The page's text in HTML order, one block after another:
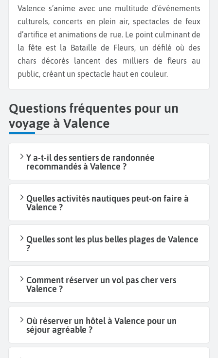
Valence s’anime avec une multitude d’événements
culturels, concerts en plein air, spectacles de feux
d’artifice et animations de rue. Le point culminant de
la fête est la Bataille de Fleurs, un défilé où des
chars décorés lancent des milliers de fleurs au
public, créant un spectacle haut en couleur.
Questions fréquentes pour un
voyage à Valence
Y a-t-il des sentiers de randonnée
recommandés à Valence ?
Quelles activités nautiques peut-on faire à
Valence ?
Quelles sont les plus belles plages de Valence
?
Comment réserver un vol pas cher vers
Valence ?
Où réserver un hôtel à Valence pour un
séjour agréable ?